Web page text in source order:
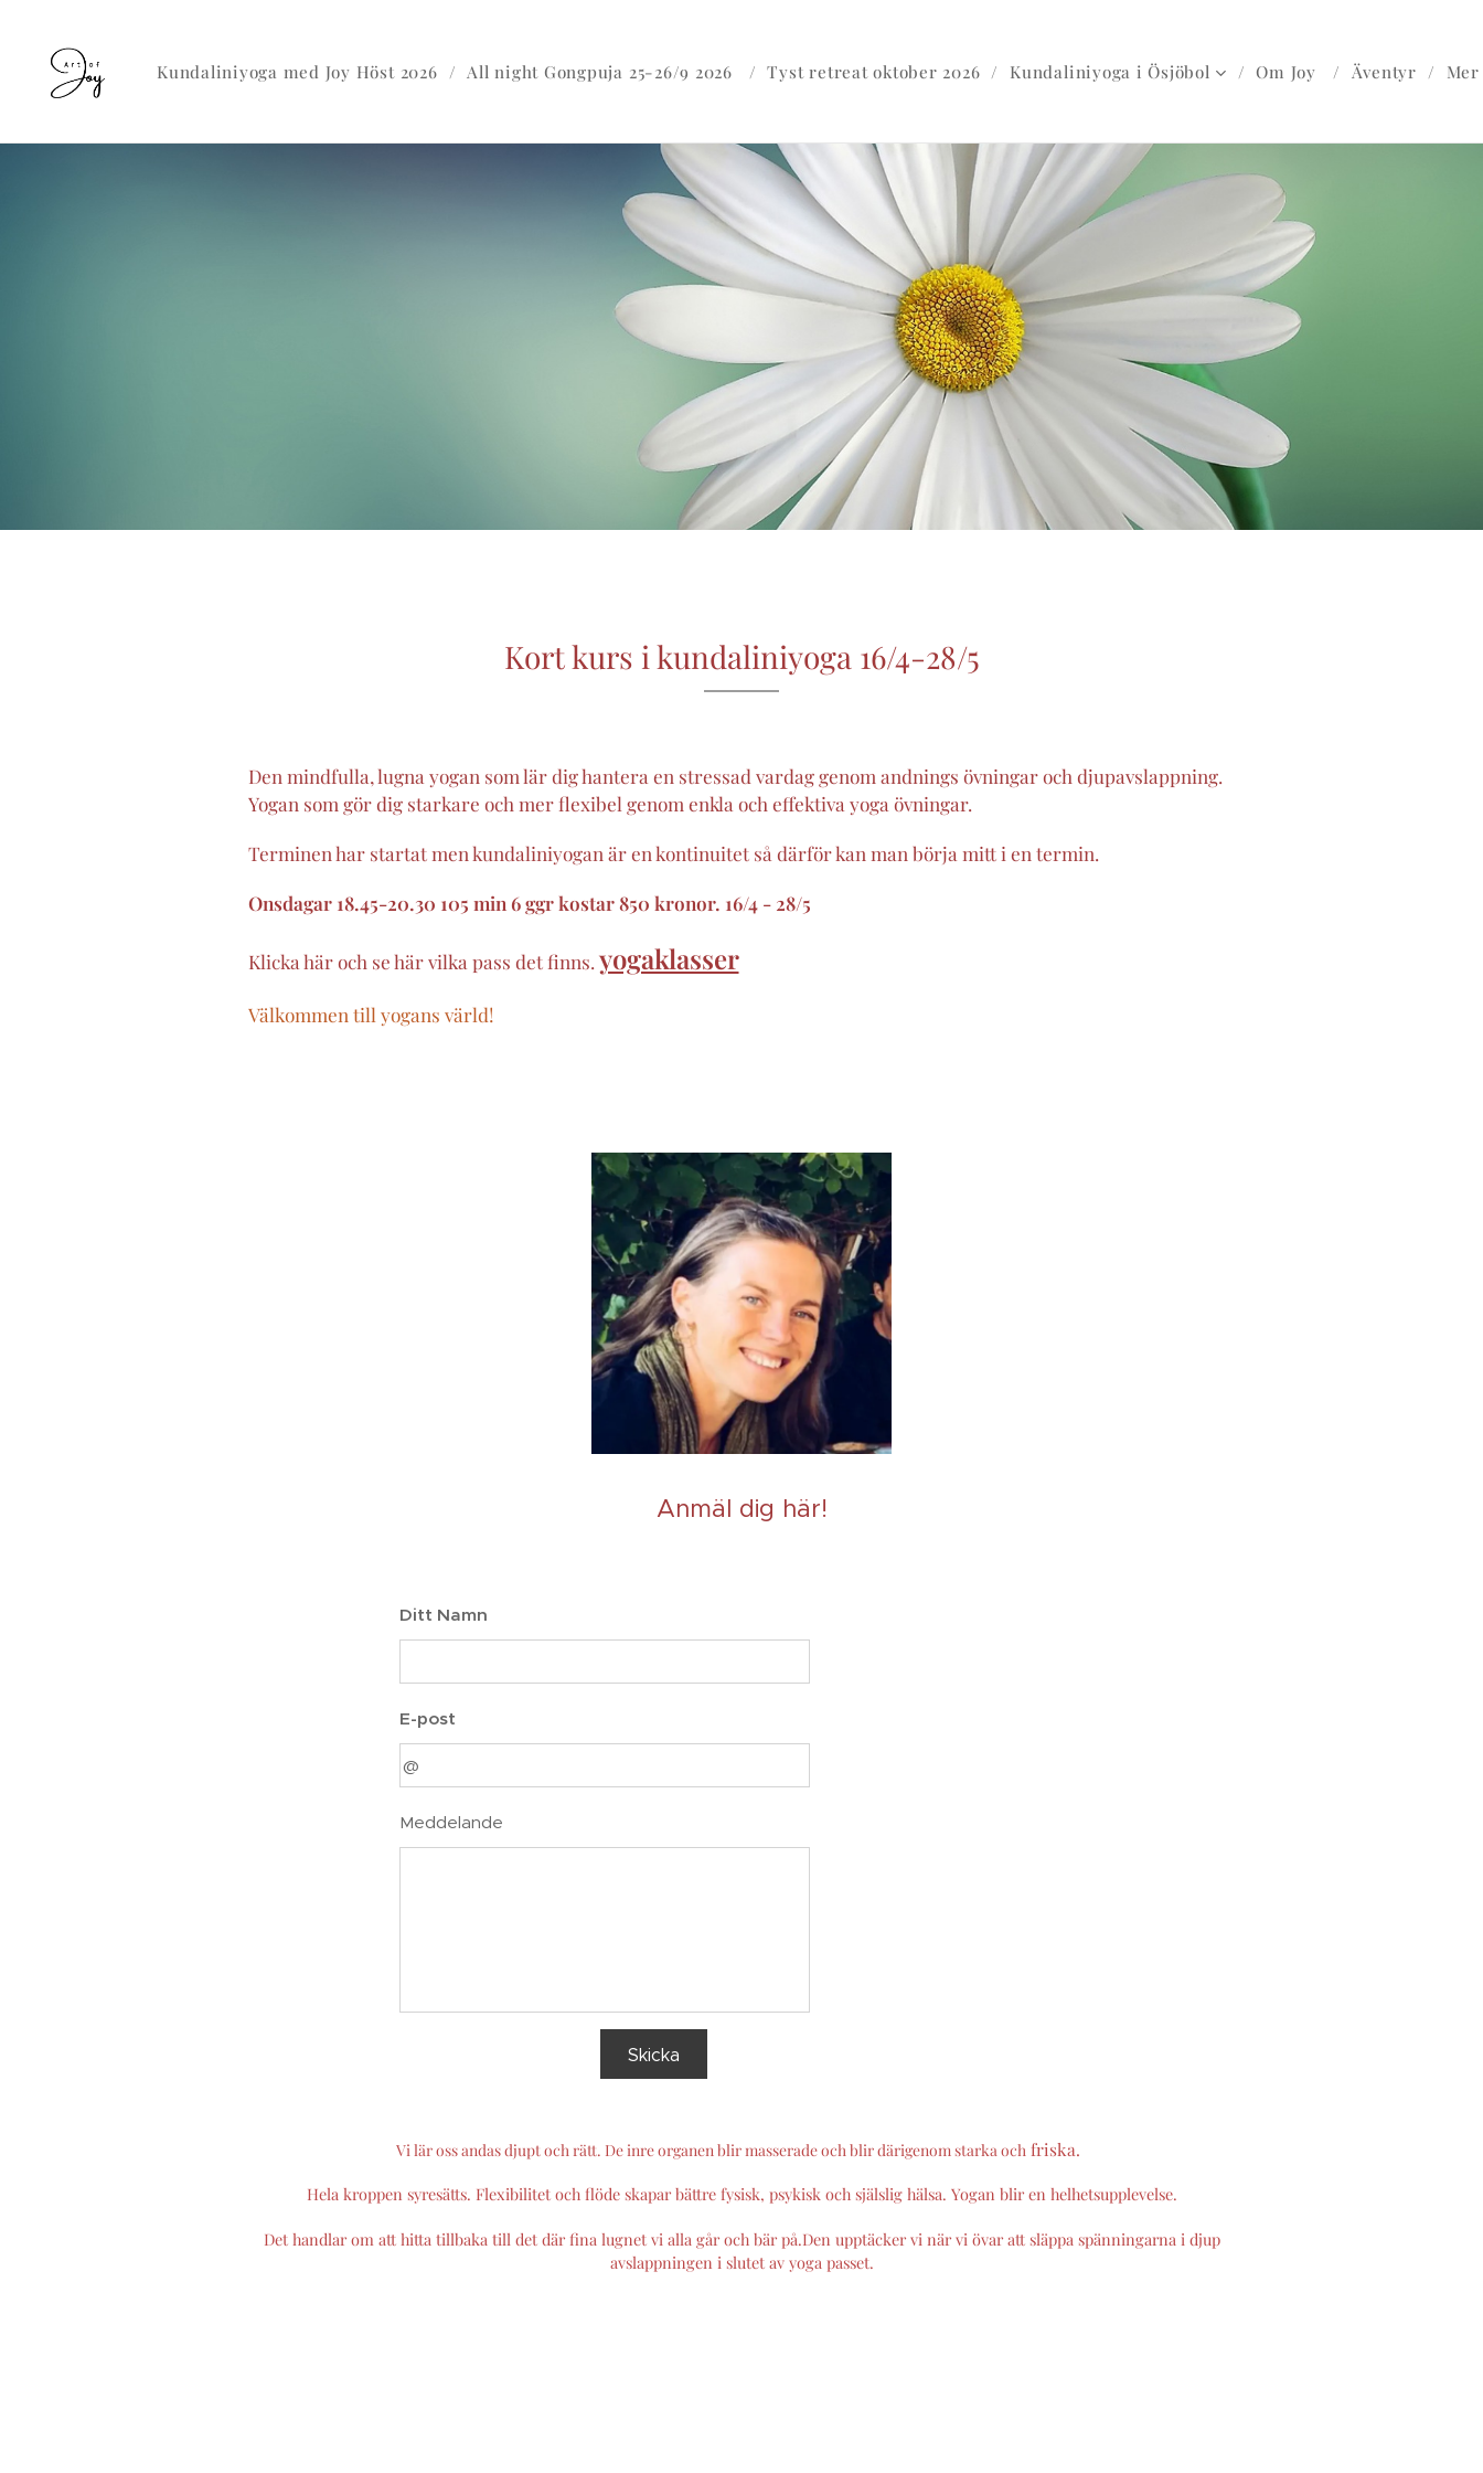
Kundaliniyoga med Joy Höst 2026 All night Gongpuja 25-26/9 2026 Tyst retreat oktober 2026 Kundaliniyoga i Ösjöbol Om Joy Äventyr Mer
Kort kurs i kundaliniyoga 16/4-28/5
Den mindfulla, lugna yogan som lär dig hantera en stressad vardag genom andnings övningar och djupavslappning.
Yogan som gör dig starkare och mer flexibel genom enkla och effektiva yoga övningar.
Terminen har startat men kundaliniyogan är en kontinuitet så därför kan man börja mitt i en termin.
Onsdagar 18.45-20.30 105 min 6 ggr kostar 850 kronor. 16/4 - 28/5
Klicka här och se här vilka pass det finns. yogaklasser
Välkommen till yogans värld!
Anmäl dig här!
Ditt Namn
E-post
Meddelande
Skicka
Vi lär oss andas djupt och rätt. De inre organen blir masserade och blir därigenom starka och friska.
Hela kroppen syresätts. Flexibilitet och flöde skapar bättre fysisk, psykisk och själslig hälsa. Yogan blir en helhetsupplevelse.
Det handlar om att hitta tillbaka till det där fina lugnet vi alla går och bär på.Den upptäcker vi när vi övar att släppa spänningarna i djup
avslappningen i slutet av yoga passet.